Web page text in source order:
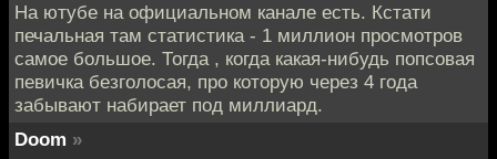
На ютубе на официальном канале есть. Кстати
печальная там статистика - 1 миллион просмотров
самое большое. Тогда , когда какая-нибудь попсовая
певичка безголосая, про которую через 4 года
забывают набирает под миллиард.
Doom »